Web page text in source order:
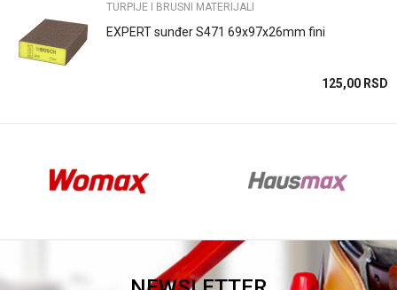
POŠALJI
TURPIJE I BRUSNI MATERIJALI
EXPERT sunđer S471 69x97x26mm fini
125,00 RSD